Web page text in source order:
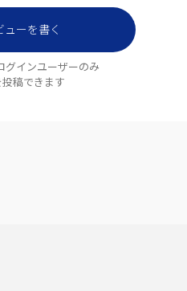
ューを書く
グインユーザーのみ
投稿できます